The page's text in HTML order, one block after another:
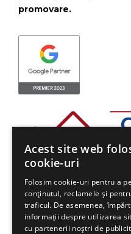
promovare.
©2013-2024 SMART
Toate drepturile rezervate..
Acest site web
cookie-uri
Folosim cookie-uri pentru a
conținutul, reclamele și
traficul. De asemenea,
informații despre utilizarea
cu partenerii noștri de